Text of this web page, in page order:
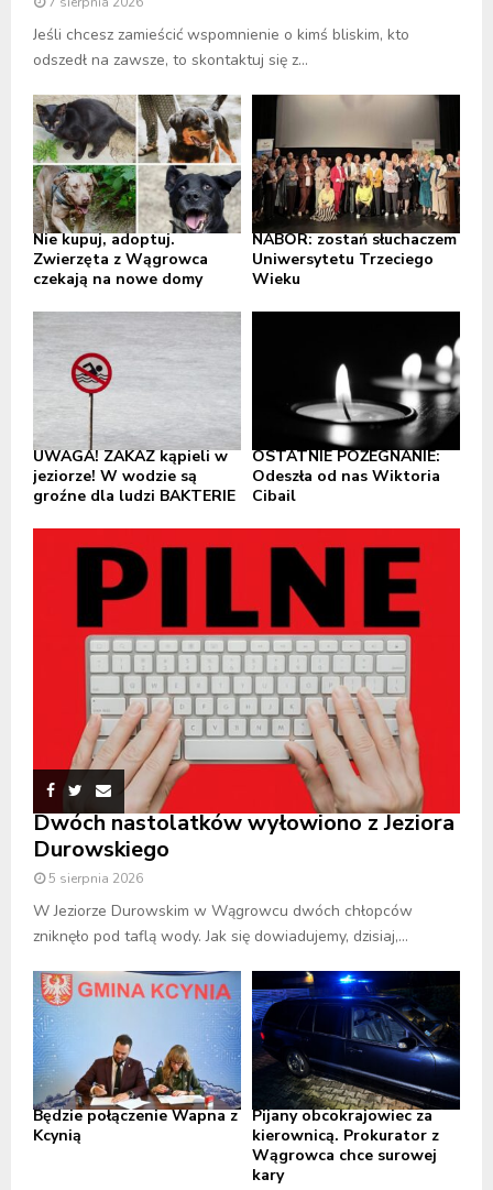
Jeśli chcesz zamieścić wspomnienie o kimś bliskim, kto
odszedł na zawsze, to skontaktuj się z...
Nie kupuj, adoptuj.
Zwierzęta z Wągrowca
czekają na nowe domy
NABÓR: zostań słuchaczem
Uniwersytetu Trzeciego
Wieku
UWAGA! ZAKAZ kąpieli w
jeziorze! W wodzie są
groźne dla ludzi BAKTERIE
OSTATNIE POŻEGNANIE:
Odeszła od nas Wiktoria
Cibail
Dwóch nastolatków wyłowiono z Jeziora
Durowskiego
5 sierpnia 2026
W Jeziorze Durowskim w Wągrowcu dwóch chłopców
zniknęło pod taflą wody. Jak się dowiadujemy, dzisiaj,...
Będzie połączenie Wapna z
Kcynią
Pijany obcokrajowiec za
kierownicą. Prokurator z
Wągrowca chce surowej
kary